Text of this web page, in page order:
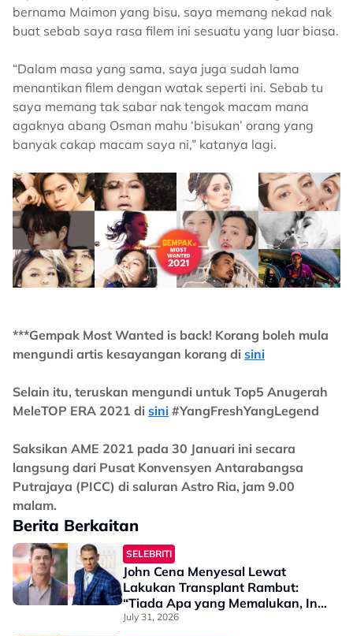
bernama Maimon yang bisu, saya memang nekad nak
buat sebab saya rasa filem ini sesuatu yang luar biasa.
“Dalam masa yang sama, saya juga sudah lama
menantikan filem dengan watak seperti ini. Sebab tu
saya memang tak sabar nak tengok macam mana
agaknya abang Osman mahu ‘bisukan’ orang yang
banyak cakap macam saya ni,” katanya lagi.
***Gempak Most Wanted is back! Korang boleh mula
mengundi artis kesayangan korang di sini
Selain itu, teruskan mengundi untuk Top5 Anugerah
MeleTOP ERA 2021 di sini #YangFreshYangLegend
Saksikan AME 2021 pada 30 Januari ini secara
langsung dari Pusat Konvensyen Antarabangsa
Putrajaya (PICC) di saluran Astro Ria, jam 9.00
malam.​
Berita Berkaitan
SELEBRITI
John Cena Menyesal Lewat
Lakukan Transplant Rambut:
“Tiada Apa yang Memalukan, Ini
Rambut…”
July 31, 2026